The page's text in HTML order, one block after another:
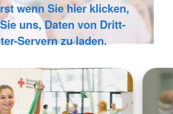
wenn Sie hier klicken,
uns, Daten von Dritt-
Servern zu laden.